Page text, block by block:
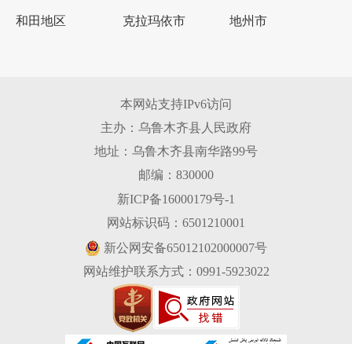
和田地区 克拉玛依市 地州市
本网站支持IPv6访问
主办：乌鲁木齐县人民政府
地址：乌鲁木齐县南华路99号
邮编：830000
新ICP备16000179号-1
网站标识码：6501210001
新公网安备65012102000007号
网站维护联系方式：0991-5923022